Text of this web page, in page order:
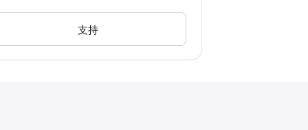
支持